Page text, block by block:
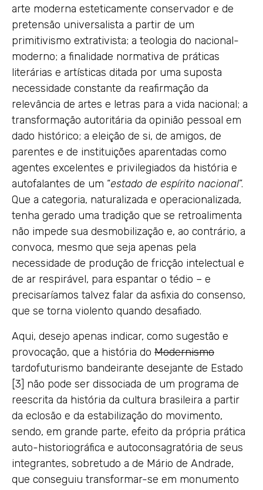
arte moderna esteticamente conservador e de
pretensão universalista a partir de um
primitivismo extrativista; a teologia do nacional-
moderno; a finalidade normativa de práticas
literárias e artísticas ditada por uma suposta
necessidade constante da reafirmação da
relevância de artes e letras para a vida nacional; a
transformação autoritária da opinião pessoal em
dado histórico; a eleição de si, de amigos, de
parentes e de instituições aparentadas como
agentes excelentes e privilegiados da história e
autofalantes de um “estado de espírito nacional”.
Que a categoria, naturalizada e operacionalizada,
tenha gerado uma tradição que se retroalimenta
não impede sua desmobilização e, ao contrário, a
convoca, mesmo que seja apenas pela
necessidade de produção de fricção intelectual e
de ar respirável, para espantar o tédio – e
precisaríamos talvez falar da asfixia do consenso,
que se torna violento quando desafiado.
Aqui, desejo apenas indicar, como sugestão e
provocação, que a história do Modernismo
tardofuturismo bandeirante desejante de Estado
[3] não pode ser dissociada de um programa de
reescrita da história da cultura brasileira a partir
da eclosão e da estabilização do movimento,
sendo, em grande parte, efeito da própria prática
auto-historiográfica e autoconsagratória de seus
integrantes, sobretudo a de Mário de Andrade,
que conseguiu transformar-se em monumento